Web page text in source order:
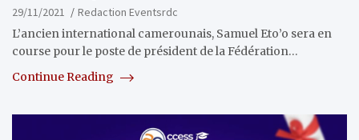
29/11/2021
Redaction Eventsrdc
L’ancien international camerounais, Samuel Eto’o sera en
course pour le poste de président de la Fédération…
Continue Reading